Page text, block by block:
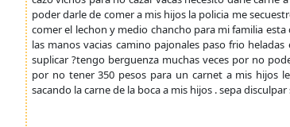
poder darle de comer a mis hijos la policia me
comer el lechon y medio chancho para mi familia
las manos vacias camino pajonales paso frio
suplicar ?tengo berguenza muchas veces por no
por no tener 350 pesos para un carnet a mis hijos
sacando la carne de la boca a mis hijos . sepa